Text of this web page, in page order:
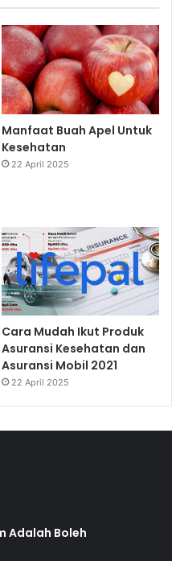
Manfaat Buah Apel Untuk
Kesehatan
22 April 2025
Cara Mudah Ikut Produk
Asuransi Kesehatan dan
Asuransi Mobil 2021
22 April 2025
Adalah Boleh